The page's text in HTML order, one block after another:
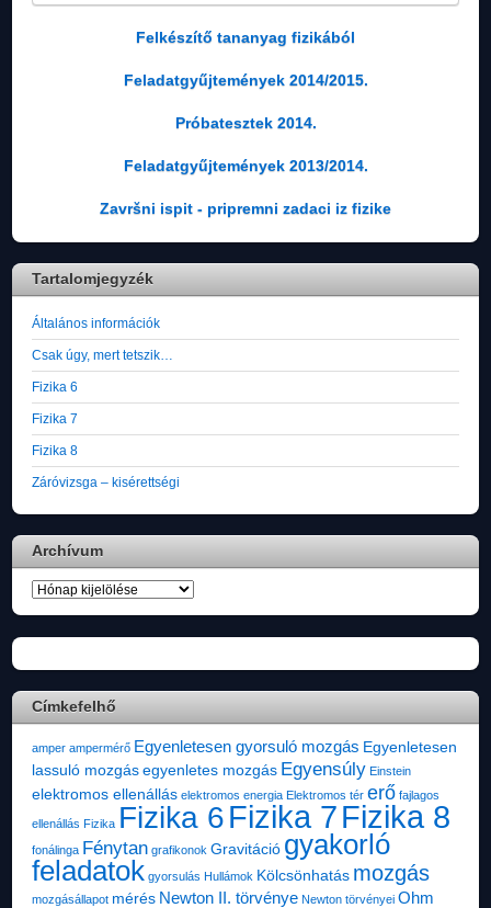
Felkészítő tananyag fizikából
Feladatgyűjtemények 2014/2015.
Próbatesztek 2014.
Feladatgyűjtemények 2013/2014.
Završni ispit - pripremni zadaci iz fizike
Tartalomjegyzék
Általános információk
Csak úgy, mert tetszik…
Fizika 6
Fizika 7
Fizika 8
Záróvizsga – kisérettségi
Archívum
Archívum
Címkefelhő
amper ampermérő Egyenletesen gyorsuló mozgás Egyenletesen
lassuló mozgás egyenletes mozgás Egyensúly Einstein
elektromos ellenállás elektromos energia Elektromos tér erő fajlagos
ellenállás Fizika Fizika 6Fizika 7Fizika 8
fonálinga Fénytan grafikonok Gravitáció gyakorló
feladatok gyorsulás Hullámok Kölcsönhatás mozgás
mozgásállapot mérés Newton II. törvénye Newton törvényei Ohm